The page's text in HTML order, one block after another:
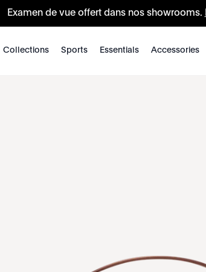
Examen de vue offert dans nos showrooms.
Collections Sports Essentials Accessories